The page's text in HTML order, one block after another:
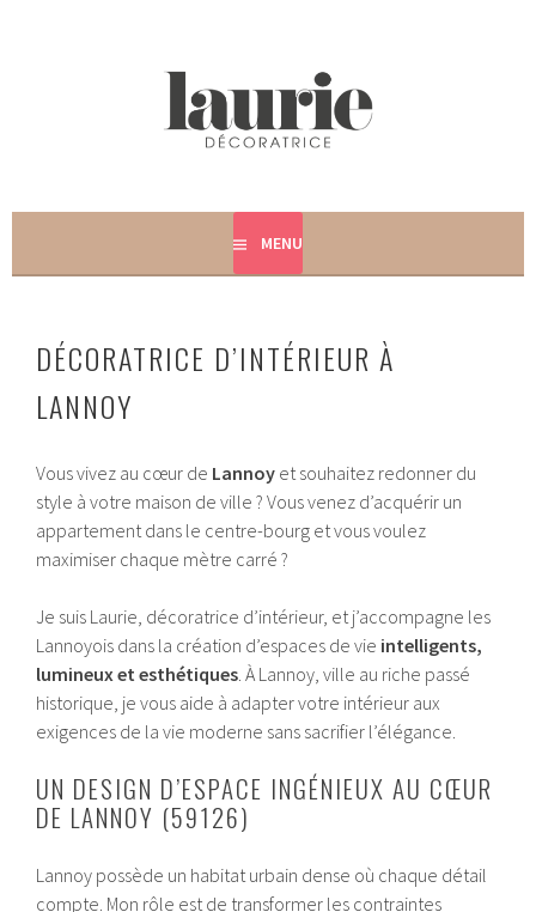
LAURIE DÉCORATRICE –
DÉCORATRICE D'INTÉRIEUR
MENU
DÉCORATRICE D’INTÉRIEUR À
LANNOY
Vous vivez au cœur de Lannoy et souhaitez redonner du
style à votre maison de ville ? Vous venez d’acquérir un
appartement dans le centre-bourg et vous voulez
maximiser chaque mètre carré ?
Je suis Laurie, décoratrice d’intérieur, et j’accompagne les
Lannoyois dans la création d’espaces de vie intelligents,
lumineux et esthétiques. À Lannoy, ville au riche passé
historique, je vous aide à adapter votre intérieur aux
exigences de la vie moderne sans sacrifier l’élégance.
UN DESIGN D’ESPACE INGÉNIEUX AU CŒUR
DE LANNOY (59126)
Lannoy possède un habitat urbain dense où chaque détail
compte. Mon rôle est de transformer les contraintes